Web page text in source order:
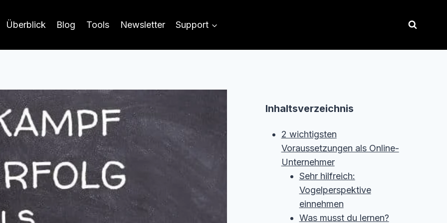
Überblick Blog Tools Newsletter Support
Inhaltsverzeichnis
2 wichtigsten
Voraussetzungen als Online-
Unternehmer
Sehr hilfreich:
Vogelperspektive
einnehmen
Was musst du lernen?